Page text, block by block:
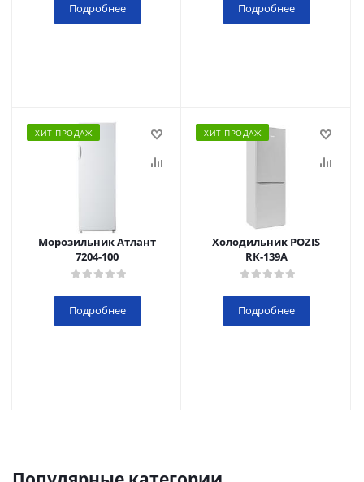
Подробнее Подробнее
ХИТ ПРОДАЖ
Морозильник Атлант
7204-100
Подробнее
ХИТ ПРОДАЖ
Холодильник POZIS
RК-139А
Подробнее